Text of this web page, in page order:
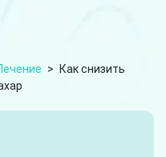
>
Как снизить